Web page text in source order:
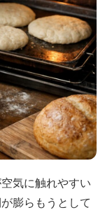
気に触れやすい
膨らもうとして